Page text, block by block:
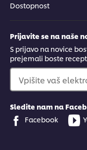
Dostopnost
Prijavite se na naše
S prijavo na novice
prejemali boste
Vpišite vaš
Sledite nam na
Facebook